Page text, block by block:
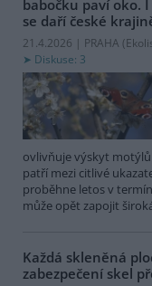
babočku paví oko.
se daří české
21.4.2026 | PRAHA (
Diskuse: 3
ovlivňuje výskyt
patří mezi citlivé
proběhne letos v
může opět zapojit
Každá skleněná
zabezpečení skel